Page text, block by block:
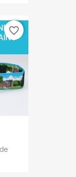
favorite_border